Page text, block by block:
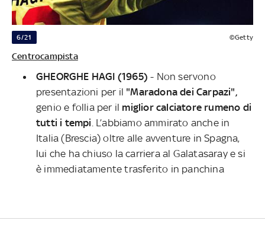
6/21 ©Getty
Centrocampista
GHEORGHE HAGI (1965)- Non servono
presentazioni per il "Maradona dei Carpazi",
genio e follia per il miglior calciatore rumeno di
tutti i tempi . L’abbiamo ammirato anche in
Italia (Brescia) oltre alle avventure in Spagna,
lui che ha chiuso la carriera al Galatasaray e si
è immediatamente trasferito in panchina